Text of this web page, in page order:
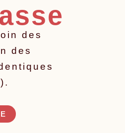
des
des